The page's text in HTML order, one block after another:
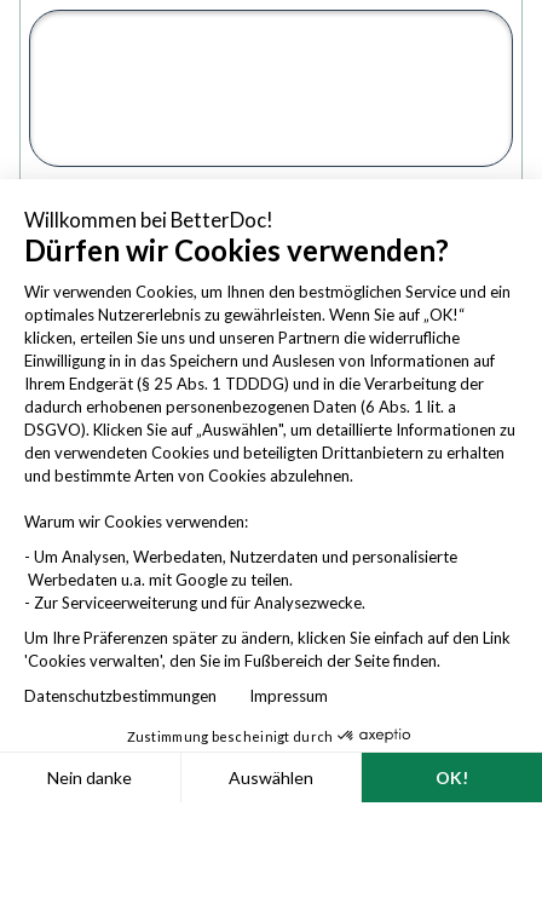
Willkommen bei BetterDoc!
Dürfen wir Cookies verwenden?
Wir verwenden Cookies, um Ihnen den bestmöglichen Service und ein
optimales Nutzererlebnis zu gewährleisten. Wenn Sie auf „OK!“
klicken, erteilen Sie uns und unseren Partnern die widerrufliche
Einwilligung in in das Speichern und Auslesen von Informationen auf
Ihrem Endgerät (§ 25 Abs. 1 TDDDG) und in die Verarbeitung der
dadurch erhobenen personenbezogenen Daten (6 Abs. 1 lit. a
DSGVO). Klicken Sie auf „Auswählen", um detaillierte Informationen zu
den verwendeten Cookies und beteiligten Drittanbietern zu erhalten
und bestimmte Arten von Cookies abzulehnen.
Warum wir Cookies verwenden:
- Um Analysen, Werbedaten, Nutzerdaten und personalisierte
Werbedaten u.a. mit Google zu teilen.
- Zur Serviceerweiterung und für Analysezwecke.
Um Ihre Präferenzen später zu ändern, klicken Sie einfach auf den Link
'Cookies verwalten', den Sie im Fußbereich der Seite finden.
Datenschutzbestimmungen
Impressum
Zustimmung bescheinigt durch
Nein danke Auswählen
OK!
Durchschnittliche Kosten der Arbeitsunfähigkeit im Wirtschaftszweig
produzierendes Gewerbe. Quelle: Bundesanstalt für Arbeitsschutz und
2Analyse der BetterDoc-Nachbefragungsdaten (PROM-basiert)
corporate@betterdoc.org
0221 200 568 48
Gesprächstermin buchen